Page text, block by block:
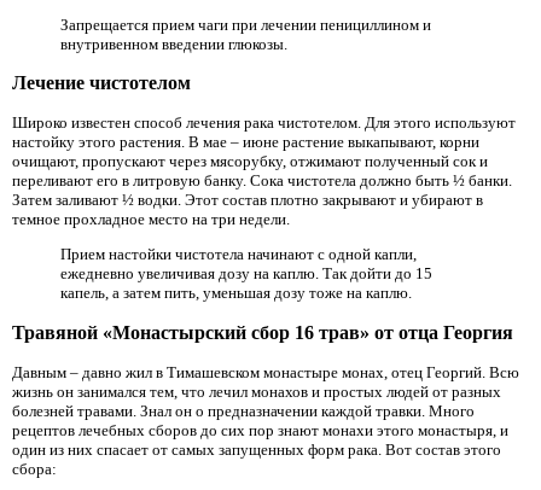
Запрещается прием чаги при лечении пенициллином и
внутривенном введении глюкозы.
Лечение чистотелом
Широко известен способ лечения рака чистотелом. Для этого используют
настойку этого растения. В мае – июне растение выкапывают, корни
очищают, пропускают через мясорубку, отжимают полученный сок и
переливают его в литровую банку. Сока чистотела должно быть ½ банки.
Затем заливают ½ водки. Этот состав плотно закрывают и убирают в
темное прохладное место на три недели.
Прием настойки чистотела начинают с одной капли,
ежедневно увеличивая дозу на каплю. Так дойти до 15
капель, а затем пить, уменьшая дозу тоже на каплю.
Травяной «Монастырский сбор 16 трав» от отца Георгия
Давным – давно жил в Тимашевском монастыре монах, отец Георгий. Всю
жизнь он занимался тем, что лечил монахов и простых людей от разных
болезней травами. Знал он о предназначении каждой травки. Много
рецептов лечебных сборов до сих пор знают монахи этого монастыря, и
один из них спасает от самых запущенных форм рака. Вот состав этого
сбора: